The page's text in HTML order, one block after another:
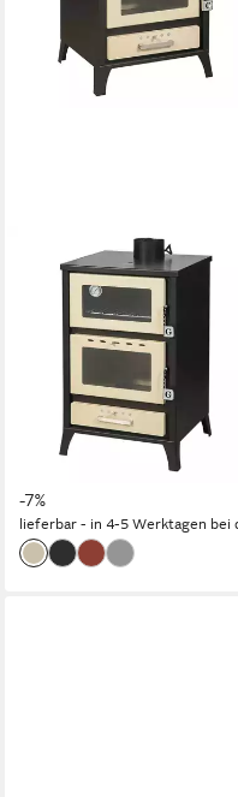
Kaminofen Holzofen mit
Pizzafach / Backfach mit 22
kW, 120 bis 200m²
Wohnfläche
Nennwärmeleistung
Wirkungsgrad
Produktdatenblatt
1.980,00 €
-7%
lieferbar - in 4-5 Werktagen bei